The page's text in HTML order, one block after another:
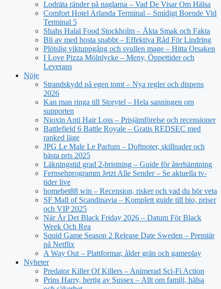
Lodräta ränder på naglarna – Vad De Visar Om Hälsa
Comfort Hotel Arlanda Terminal – Smidigt Boende Vid
Terminal 5
Shahs Halal Food Stockholm – Äkta Smak och Fakta
Bli av med hosta snabbt – Effektiva Råd För Lindring
Plötslig viktuppgång och svullen mage – Hitta Orsaken
I Love Pizza Mölnlycke – Meny, Öppettider och
Leverans
Nöje
Strandskydd på egen tomt – Nya regler och dispens
2026
Kan man ringa till Storytel – Hela sanningen om
supporten
Nioxin Anti Hair Loss – Prisjämförelse och recensioner
Battlefield 6 Battle Royale – Gratis REDSEC med
ranked läge
JPG Le Male Le Parfum – Doftnoter, skillnader och
bästa pris 2025
Läkningstid grad 2-bristning – Guide för återhämtning
Fernsehprogramm Jetzt Alle Sender – Se aktuella tv-
tider live
homebet88 win – Recension, risker och vad du bör veta
SF Mall of Scandinavia – Komplett guide till bio, priser
och VIP 2025
När Är Det Black Friday 2026 – Datum För Black
Week Och Rea
Squid Game Season 2 Release Date Sweden – Premiär
på Netflix
A Way Out – Plattformar, ålder grän och gameplay
Nyheter
Predator Killer Of Killers – Animerad Sci-Fi Action
Prins Harry, hertig av Sussex – Allt om familj, hälsa